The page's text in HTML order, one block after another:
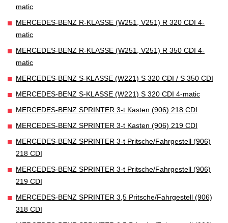
matic
MERCEDES-BENZ R-KLASSE (W251, V251) R 320 CDI 4-
matic
MERCEDES-BENZ R-KLASSE (W251, V251) R 350 CDI 4-
matic
MERCEDES-BENZ S-KLASSE (W221) S 320 CDI / S 350 CDI
MERCEDES-BENZ S-KLASSE (W221) S 320 CDI 4-matic
MERCEDES-BENZ SPRINTER 3-t Kasten (906) 218 CDI
MERCEDES-BENZ SPRINTER 3-t Kasten (906) 219 CDI
MERCEDES-BENZ SPRINTER 3-t Pritsche/Fahrgestell (906)
218 CDI
MERCEDES-BENZ SPRINTER 3-t Pritsche/Fahrgestell (906)
219 CDI
MERCEDES-BENZ SPRINTER 3,5 Pritsche/Fahrgestell (906)
318 CDI